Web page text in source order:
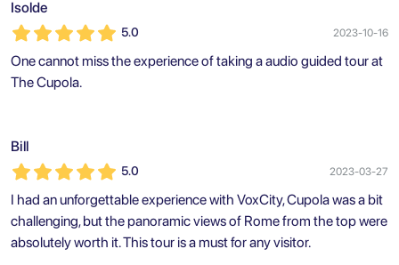
Isolde
5.0 2023-10-16
One cannot miss the experience of taking a audio guided tour at
The Cupola.
Bill
5.0 2023-03-27
I had an unforgettable experience with VoxCity, Cupola was a bit
challenging, but the panoramic views of Rome from the top were
absolutely worth it. This tour is a must for any visitor.